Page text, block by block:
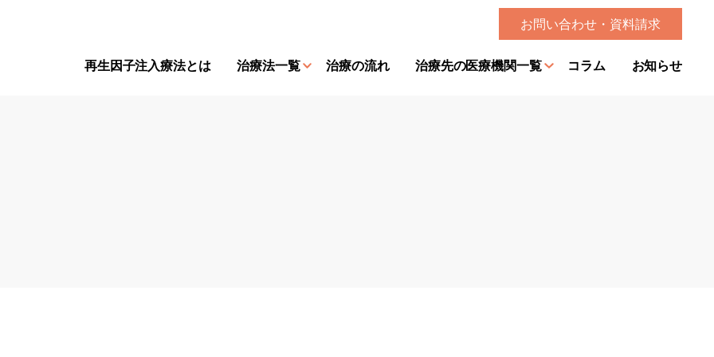
お問い合わせ・資料請求
再⽣因⼦注⼊療法とは 治療法一覧 治療の流れ 治療先の医療機関一覧 コラム お知らせ